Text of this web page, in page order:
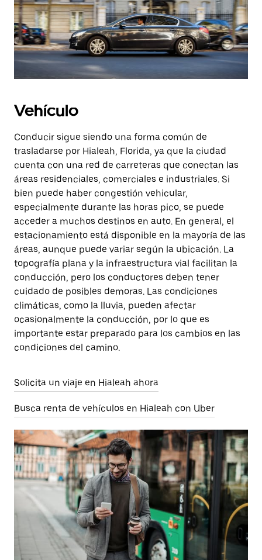
Vehículo
Conducir sigue siendo una forma común de
trasladarse por Hialeah, Florida, ya que la ciudad
cuenta con una red de carreteras que conectan las
áreas residenciales, comerciales e industriales. Si
bien puede haber congestión vehicular,
especialmente durante las horas pico, se puede
acceder a muchos destinos en auto. En general, el
estacionamiento está disponible en la mayoría de las
áreas, aunque puede variar según la ubicación. La
topografía plana y la infraestructura vial facilitan la
conducción, pero los conductores deben tener
cuidado de posibles demoras. Las condiciones
climáticas, como la lluvia, pueden afectar
ocasionalmente la conducción, por lo que es
importante estar preparado para los cambios en las
condiciones del camino.
Solicita un viaje en Hialeah ahora
Busca renta de vehículos en Hialeah con Uber